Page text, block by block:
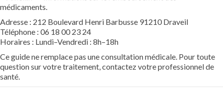
médicaments.
Adresse : 212 Boulevard Henri Barbusse 91210 Draveil
Téléphone : 06 18 00 23 24
Horaires : Lundi–Vendredi : 8h–18h
Ce guide ne remplace pas une consultation médicale. Pour toute
question sur votre traitement, contactez votre professionnel de
santé.